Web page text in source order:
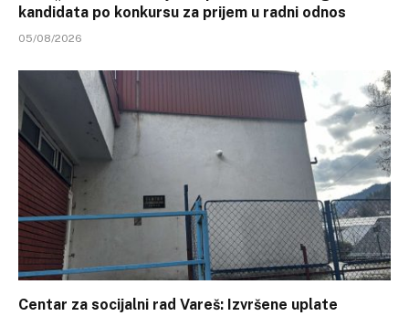
kandidata po konkursu za prijem u radni odnos
05/08/2026
Centar za socijalni rad Vareš: Izvršene uplate